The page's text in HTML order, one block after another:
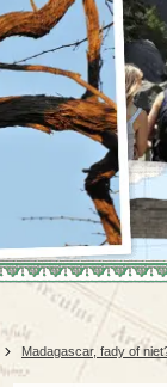
Sao
Togo
Zambia
Zuid-
Belize
Bolivia
Brazilië
Chili
Colombia
Costa Rica
Cuba
Ecuador
El Salvador
Madagascar, fady of